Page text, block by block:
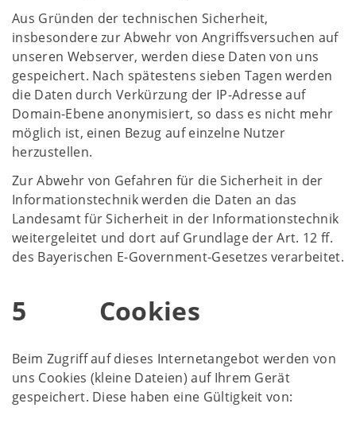
Aus Gründen der technischen Sicherheit,
insbesondere zur Abwehr von Angriffsversuchen auf
unseren Webserver, werden diese Daten von uns
gespeichert. Nach spätestens sieben Tagen werden
die Daten durch Verkürzung der IP-Adresse auf
Domain-Ebene anonymisiert, so dass es nicht mehr
möglich ist, einen Bezug auf einzelne Nutzer
herzustellen.
Zur Abwehr von Gefahren für die Sicherheit in der
Informationstechnik werden die Daten an das
Landesamt für Sicherheit in der Informationstechnik
weitergeleitet und dort auf Grundlage der Art. 12 ff.
des Bayerischen E-Government-Gesetzes verarbeitet.
5 Cookies
Beim Zugriff auf dieses Internetangebot werden von
uns Cookies (kleine Dateien) auf Ihrem Gerät
gespeichert. Diese haben eine Gültigkeit von: